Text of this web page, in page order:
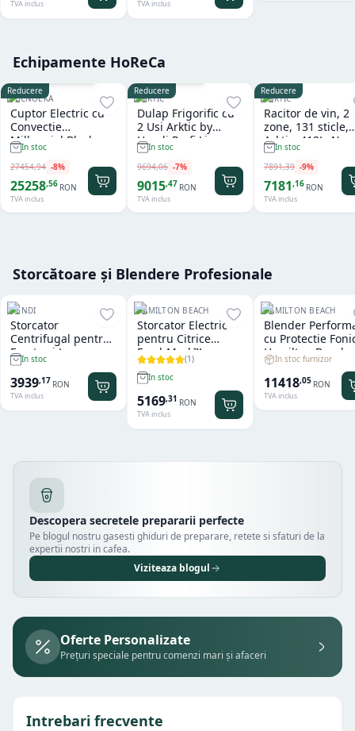
TVA inclus TVA inclus
Echipamente HoReCa
Reducere
TECNOEKA
Cuptor Electric cu
Convectie
Millennial Black
Mask Gastro 11 tavi
x GN 1/1 Tecnoeka
In stoc
27454,94 -8%
25258,56 RON
TVA inclus
Reducere
ARKTIC
Dulap Frigorific cu
2 Usi Arktic by
Hendi Profi Line
Seria 800 - 1.240 L
In stoc
9694,06 -7%
9015,47 RON
TVA inclus
Reducere
ARKTIC
Racitor de vin, 2
zone, 131 sticle,
Arktic, 418L,
In stoc
7891,39 -9%
7181,16 RON
TVA inclus
Storcătoare și Blendere Profesionale
HENDI
Storcator
Centrifugal pentru
Fructe si Legume
Hendi
In stoc
3939,17 RON
TVA inclus
HAMILTON BEACH
Storcator Electric
pentru Citrice
FreshMark™
Hamilton Beach
(1)
In stoc
5169,31 RON
TVA inclus
HAMILTON BEACH
Blender
cu Protectie
Hamilton Beach
Summit® Edge
In stoc furnizor
11418,05 RON
TVA inclus
Descopera secretele prepararii perfecte
Pe blogul nostru gasesti ghiduri de preparare, retete si sfaturi de la
expertii nostri in cafea.
Viziteaza blogul
Oferte Personalizate
Prețuri speciale pentru comenzi mari și afaceri
Intrebari frecvente